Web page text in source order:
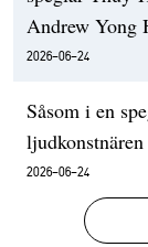
Andrew Yong
2026-06-24
Såsom i en
2026-06-24